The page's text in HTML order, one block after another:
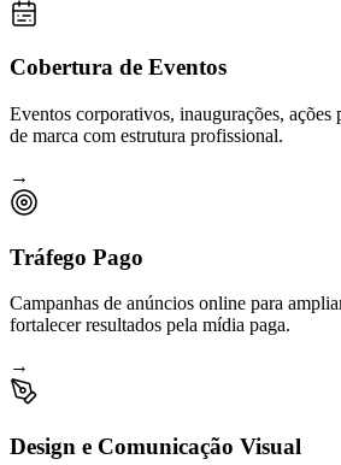
Cobertura de Eventos
Eventos corporativos, inaugurações, ações
de marca com estrutura profissional.
→
Tráfego Pago
Campanhas de anúncios online para
fortalecer resultados pela mídia paga.
→
Design e Comunicação Visual